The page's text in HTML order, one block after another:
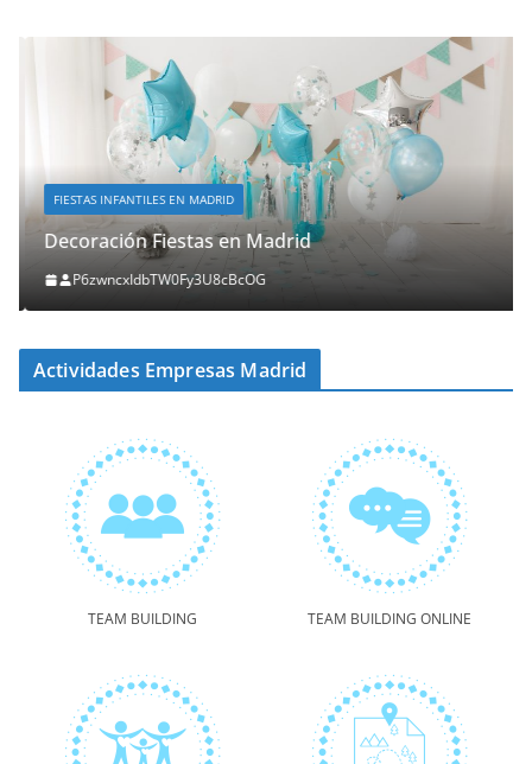
FIESTAS INFANTILES EN MADRID
Decoración Fiestas en Madrid
P6zwncxIdbTW0Fy3U8cBcOG
Actividades Empresas Madrid
TEAM BUILDING TEAM BUILDING ONLINE